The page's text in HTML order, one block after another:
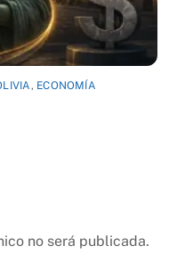
, ECONOMÍA
no será publicada.